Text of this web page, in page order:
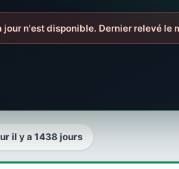
n'est disponible. Dernier relevé le
il y a 1438 jours